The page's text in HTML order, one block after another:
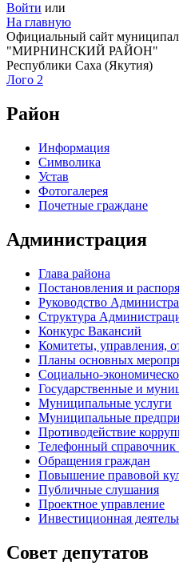
Войти или
На главную
Официальный сайт
"МИРНИНСКИЙ РАЙОН"
Республики Саха (Якутия)
Лого 2
Район
Информация
Символика
Устав
Фотогалерея
Почетные граждане
Администрация
Глава района
Постановления и
Руководство
Структура
Конкурс Вакансий
Комитеты, управления,
Планы основных
Социально-
Государственные и
Муниципальные услуги
Муниципальные
Противодействие
Телефонный
Обращения граждан
Повышение правовой
Публичные слушания
Проектное управление
Инвестиционная
Совет депутатов